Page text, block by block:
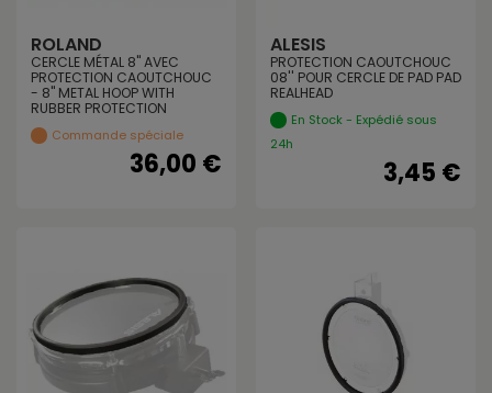
ROLAND
CERCLE MÉTAL 8" AVEC
PROTECTION CAOUTCHOUC
- 8" METAL HOOP WITH
RUBBER PROTECTION
Commande spéciale
36,00 €
ALESIS
PROTECTION CAOUTCHOUC
08'' POUR CERCLE DE PAD PAD
REALHEAD
En Stock - Expédié sous
24h
3,45 €